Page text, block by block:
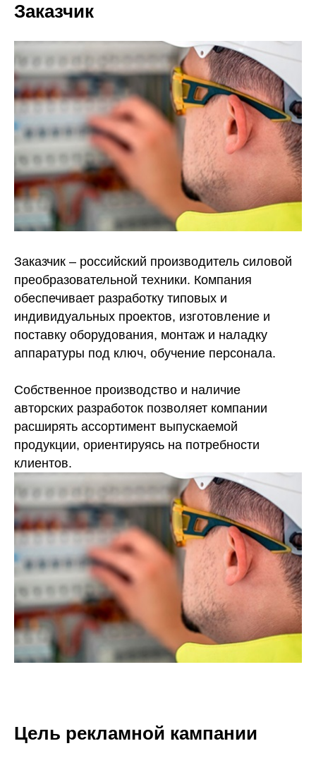
Заказчик
Заказчик – российский производитель силовой
преобразовательной техники. Компания
обеспечивает разработку типовых и
индивидуальных проектов, изготовление и
поставку оборудования, монтаж и наладку
аппаратуры под ключ, обучение персонала.
Собственное производство и наличие
авторских разработок позволяет компании
расширять ассортимент выпускаемой
продукции, ориентируясь на потребности
клиентов.
Цель рекламной кампании